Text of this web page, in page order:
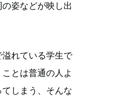
姿などが映し出
れている学生で
とは普通の人よ
しまう、そんな